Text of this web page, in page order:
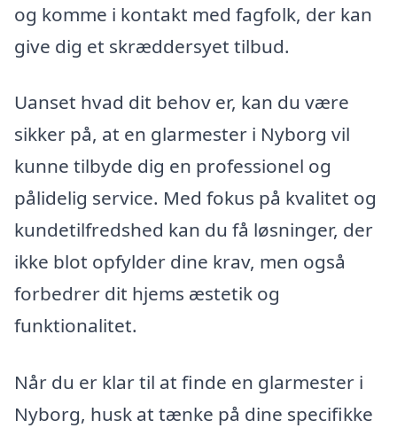
og komme i kontakt med fagfolk, der kan
give dig et skræddersyet tilbud.
Uanset hvad dit behov er, kan du være
sikker på, at en glarmester i Nyborg vil
kunne tilbyde dig en professionel og
pålidelig service. Med fokus på kvalitet og
kundetilfredshed kan du få løsninger, der
ikke blot opfylder dine krav, men også
forbedrer dit hjems æstetik og
funktionalitet.
Når du er klar til at finde en glarmester i
Nyborg, husk at tænke på dine specifikke